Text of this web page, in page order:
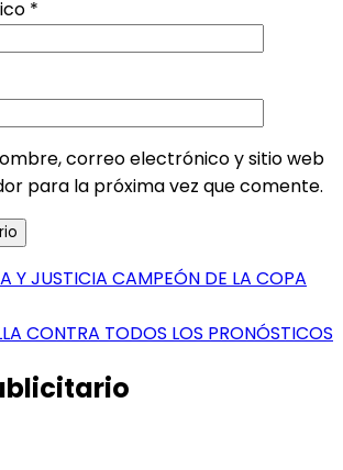
*
correo electrónico y sitio web
para la próxima vez que comente.
Y JUSTICIA CAMPEÓN DE LA COPA
CONTRA TODOS LOS PRONÓSTICOS